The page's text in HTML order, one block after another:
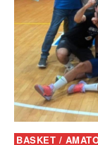
BASKET /